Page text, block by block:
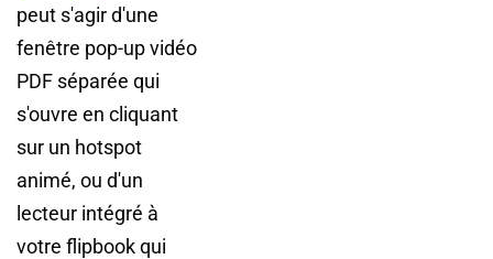
peut s'agir d'une
fenêtre pop-up vidéo
PDF séparée qui
s'ouvre en cliquant
sur un hotspot
animé, ou d'un
lecteur intégré à
votre flipbook qui